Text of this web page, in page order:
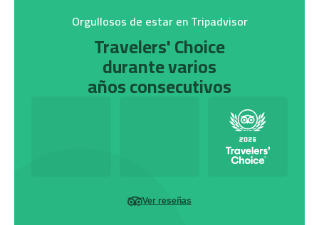
Orgullosos de estar en Tripadvisor
Travelers' Choice
durante varios
años consecutivos
Ver reseñas